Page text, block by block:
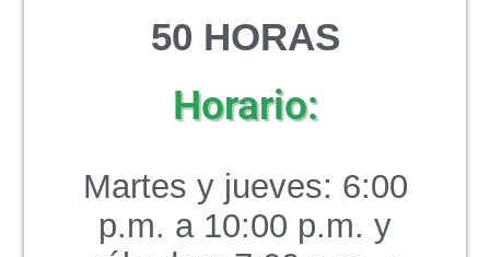
50 HORAS
Horario:
Martes y jueves: 6:00
p.m. a 10:00 p.m. y